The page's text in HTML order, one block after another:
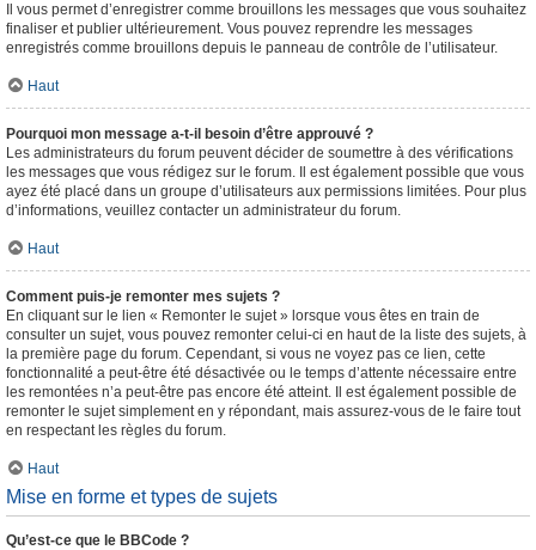
Il vous permet d’enregistrer comme brouillons les messages que vous souhaitez
finaliser et publier ultérieurement. Vous pouvez reprendre les messages
enregistrés comme brouillons depuis le panneau de contrôle de l’utilisateur.
Haut
Pourquoi mon message a-t-il besoin d’être approuvé ?
Les administrateurs du forum peuvent décider de soumettre à des vérifications
les messages que vous rédigez sur le forum. Il est également possible que vous
ayez été placé dans un groupe d’utilisateurs aux permissions limitées. Pour plus
d’informations, veuillez contacter un administrateur du forum.
Haut
Comment puis-je remonter mes sujets ?
En cliquant sur le lien « Remonter le sujet » lorsque vous êtes en train de
consulter un sujet, vous pouvez remonter celui-ci en haut de la liste des sujets, à
la première page du forum. Cependant, si vous ne voyez pas ce lien, cette
fonctionnalité a peut-être été désactivée ou le temps d’attente nécessaire entre
les remontées n’a peut-être pas encore été atteint. Il est également possible de
remonter le sujet simplement en y répondant, mais assurez-vous de le faire tout
en respectant les règles du forum.
Haut
Mise en forme et types de sujets
Qu’est-ce que le BBCode ?